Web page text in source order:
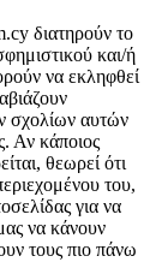
διατηρούν το
και/ή
να εκληφθεί
σχολίων αυτών
Αν κάποιος
θεωρεί ότι
του,
για να
να κάνουν
τους πιο πάνω